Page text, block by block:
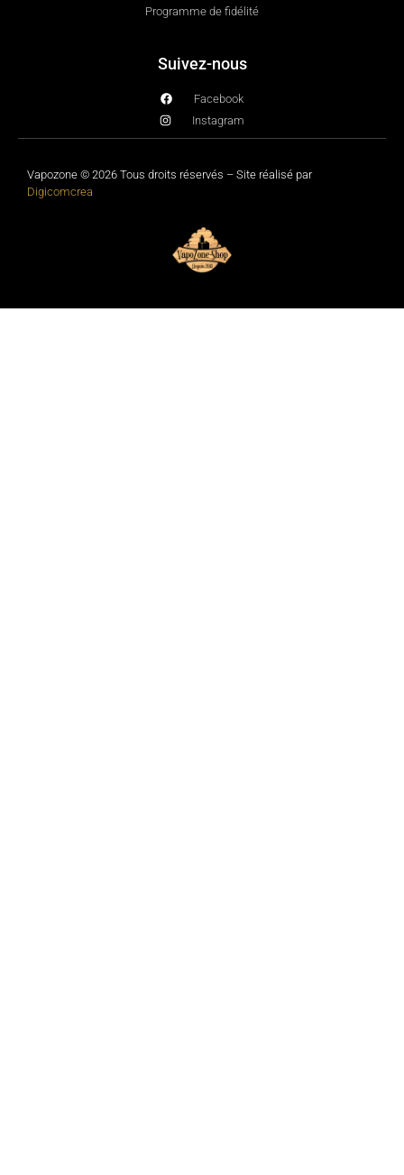
Programme de fidélité
Suivez-nous
Facebook
Instagram
Vapozone © 2026 Tous droits réservés – Site réalisé par
Digicomcrea